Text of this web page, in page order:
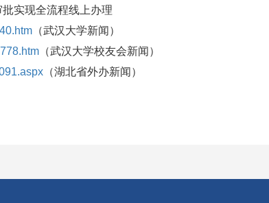
实现全流程线上办理
（武汉大学新闻）
（武汉大学校友会新闻）
（湖北省外办新闻）